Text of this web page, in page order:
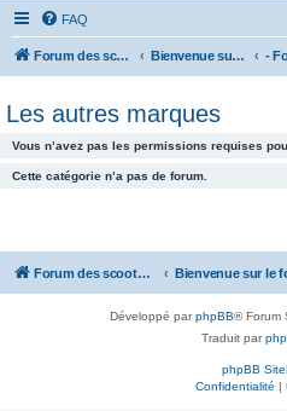
FAQ
Forum des scooters SYM - GTS -MAXSYM - CRUISYM - JOYMAX - Maxsym TL Bienvenue sur le forum des scooters de la gamme SYM
Les autres marques
Vous n’avez pas les permissions requises
Cette catégorie n’a pas de forum.
Forum des scooters SYM - GTS -MAXSYM - CRUISYM - JOYMAX - Maxsym TL
Développé parphpBB® Forum
Traduit par
phpBB
Confidentialité |